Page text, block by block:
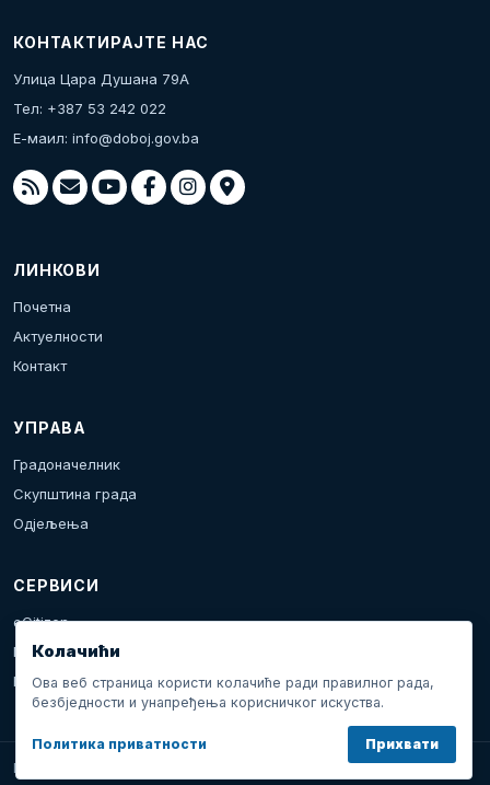
КОНТАКТИРАЈТЕ НАС
Улица Цара Душана 79А
Тел: +387 53 242 022
Е-маил: info@doboj.gov.ba
ЛИНКОВИ
Почетна
Актуелности
Контакт
УПРАВА
Градоначелник
Скупштина града
Одјељења
СЕРВИСИ
eCitizen
Пријава проблема
Календар дешавања
Град Добој © 2026. Сва права задржана.
Колачићи
Ова веб страница користи колачиће ради правилног рада,
безбједности и унапређења корисничког искуства.
Политика приватности Прихвати